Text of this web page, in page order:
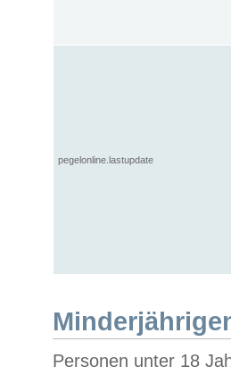
pegelonline.lastupdate
Personen unter 18